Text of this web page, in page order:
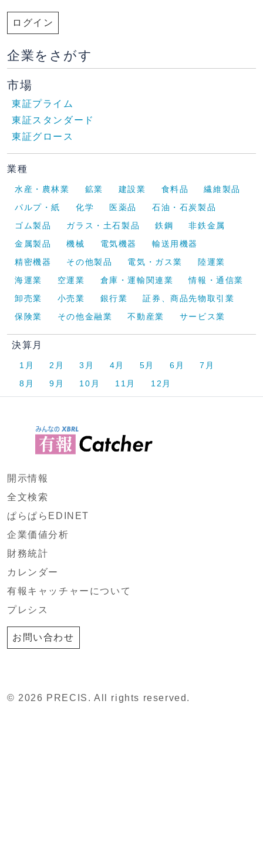
ログイン
企業をさがす
市場
東証プライム
東証スタンダード
東証グロース
業種
水産・農林業 鉱業 建設業 食料品
繊維製品
パルプ・紙
化学 医薬品
石油・石炭製品
ゴム製品
ガラス・土石製品 鉄鋼
非鉄金属
金属製品
機械 電気機器
輸送用機器
精密機器
その他製品 電気・ガス業
陸運業
海運業
空運業 倉庫・運輸関連業
情報・通信業
卸売業
小売業 銀行業
証券、商品先物取引業
保険業
その他金融業 不動産業 サービス業
決算月
1月 2月 3月 4月 5月 6月
7月
8月
9月 10月 11月 12月
開示情報
全文検索
ぱらぱらEDINET
企業価値分析
財務統計
カレンダー
有報キャッチャーについて
プレシス
お問い合わせ
© 2026 PRECIS. All rights reserved.